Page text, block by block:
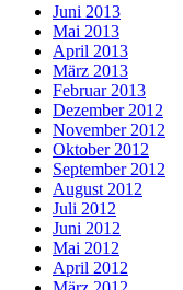
Juni 2013
Mai 2013
April 2013
März 2013
Februar 2013
Dezember 2012
November 2012
Oktober 2012
September 2012
August 2012
Juli 2012
Juni 2012
Mai 2012
April 2012